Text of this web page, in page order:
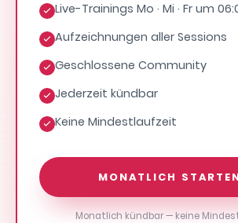
Live-Trainings Mo · Mi · Fr um
Aufzeichnungen aller Sessions
Geschlossene Community
Jederzeit kündbar
Keine Mindestlaufzeit
MONATLICH
Monatlich kündbar — keine